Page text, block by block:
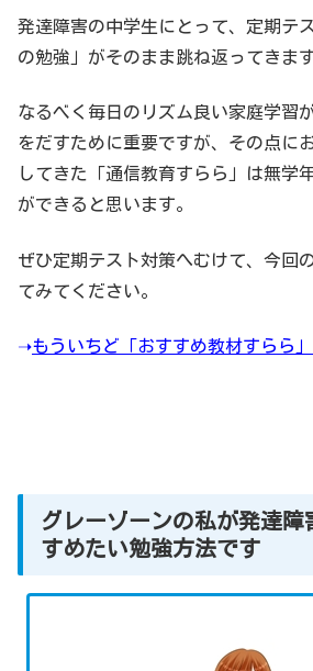
発達障害の中学生にとって、定期テ
の勉強」がそのまま跳ね返ってきます
なるべく毎日のリズム良い家庭学習
をだすために重要ですが、その点に
してきた「通信教育すらら」は無学
ができると思います。
ぜひ定期テスト対策へむけて、今回
てみてください。
➝もういちど「おすすめ教材すらら
グレーゾーンの私が発達障
すめたい勉強方法です